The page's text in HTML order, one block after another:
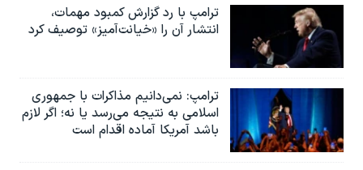
ترامپ با رد گزارش کمبود مهمات،
انتشار آن را «خیانت‌آمیز» توصیف کرد
ترامپ: نمی‌دانیم مذاکرات با جمهوری
اسلامی به نتیجه می‌رسد یا نه؛ اگر لازم
باشد آمریکا آماده اقدام است